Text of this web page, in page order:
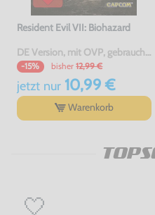
Resident Evil VII: Biohazard
DE Version, mit OVP, gebraucht, USK18
-15% bisher 12,99 €
jetzt nur10,99 €
Warenkorb